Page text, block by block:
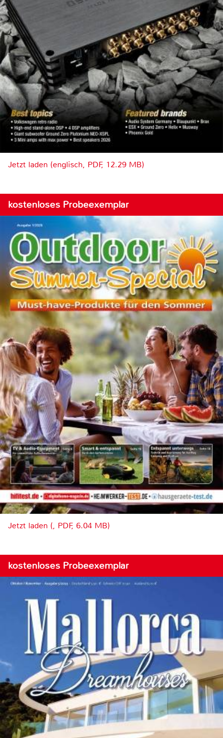
Jetzt laden (englisch, PDF, 12.29 MB)
kostenloses Probeexemplar
Jetzt laden (, PDF, 6.04 MB)
kostenloses Probeexemplar